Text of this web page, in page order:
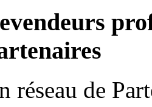
réseau de